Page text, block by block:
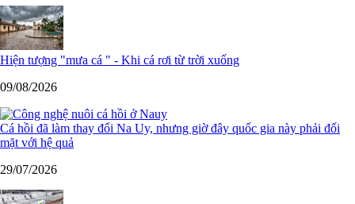
Hiện tượng "mưa cá " - Khi cá rơi từ trời xuống
09/08/2026
Cá hồi đã làm thay đổi Na Uy, nhưng giờ đây quốc gia này phải đối
mặt với hệ quả
29/07/2026